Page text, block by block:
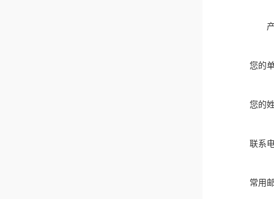
您的
您的
联系
常用